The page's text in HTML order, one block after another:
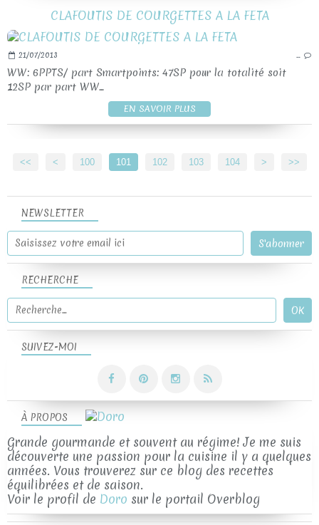
CLAFOUTIS DE COURGETTES A LA FETA
21/07/2013 …
WW: 6PPTS/ part Smartpoints: 47SP pour la totalité soit
12SP par part WW...
EN SAVOIR PLUS
<< < 100 101 102 103 104 > >>
NEWSLETTER
SUIVEZ-MOI
RECHERCHE
À PROPOS
Grande gourmande et souvent au régime! Je me suis
découverte une passion pour la cuisine il y a quelques
années. Vous trouverez sur ce blog des recettes
équilibrées et de saison.
Voir le profil de Doro sur le portail Overblog